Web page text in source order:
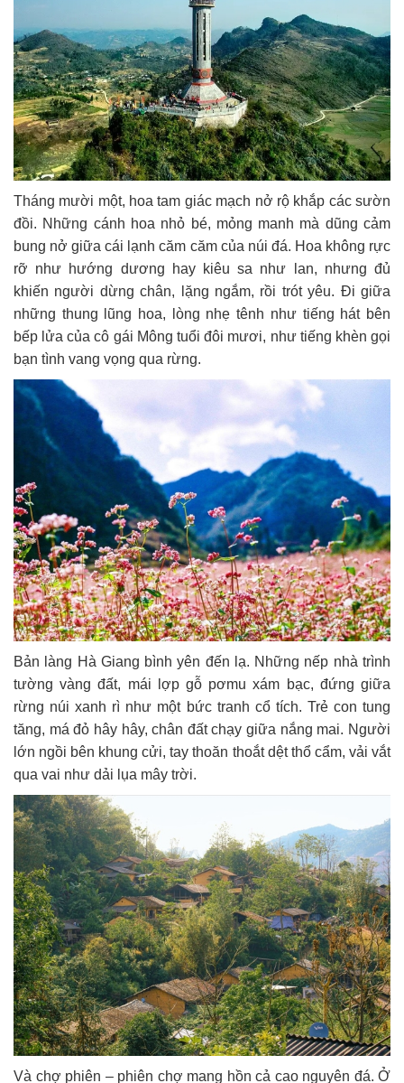
Tháng mười một, hoa tam giác mạch nở rộ khắp các sườn
đồi. N hững cánh hoa nhỏ bé, mỏng manh mà dũng cảm
bung nở giữa cái lạnh căm căm của núi đá. Hoa không rực
rỡ như hướng dương hay kiêu sa như lan, nhưng đủ
khiến người dừng chân, lặng ngắm, rồi trót yêu. Đi giữa
những thung lũng hoa, lòng nhẹ tênh như tiếng hát bên
bếp lửa của cô gái Mông tuổi đôi mươi, như tiếng khèn gọi
bạn tình vang vọng qua rừng.
Bản làng Hà Giang bình yên đến lạ. Những nếp nhà trình
tường vàng đất, mái lợp gỗ pơmu xám bạc, đứng giữa
rừng núi xanh rì như một bức tranh cổ tích. Trẻ con tung
tăng, má đỏ hây hây, chân đất chạy giữa nắng mai. Người
lớn ngồi bên khung cửi, tay thoăn thoắt dệt thổ cẩm, vải vắt
qua vai như dải lụa mây trời.
Và chợ phiên – phiên chợ mang hồn cả cao nguyên đá. Ở